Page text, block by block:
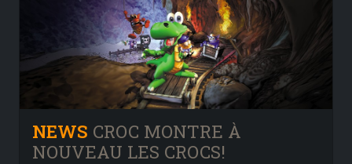
NEWS CROC MONTRE À
NOUVEAU LES CROCS!